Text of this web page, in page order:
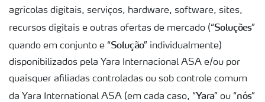
agrícolas digitais, serviços, hardware, software, sites,
recursos digitais e outras ofertas de mercado (“Soluções”
quando em conjunto e “Solução” individualmente)
disponibilizados pela Yara Internacional ASA e/ou por
quaisquer afiliadas controladas ou sob controle comum
da Yara International ASA (em cada caso, “Yara” ou “nós”